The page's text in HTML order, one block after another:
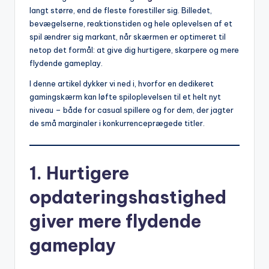
langt større, end de fleste forestiller sig. Billedet,
bevægelserne, reaktionstiden og hele oplevelsen af et
spil ændrer sig markant, når skærmen er optimeret til
netop det formål: at give dig hurtigere, skarpere og mere
flydende gameplay.
I denne artikel dykker vi ned i, hvorfor en dedikeret
gamingskærm kan løfte spiloplevelsen til et helt nyt
niveau – både for casual spillere og for dem, der jagter
de små marginaler i konkurrenceprægede titler.
1. Hurtigere
opdateringshastighed
giver mere flydende
gameplay